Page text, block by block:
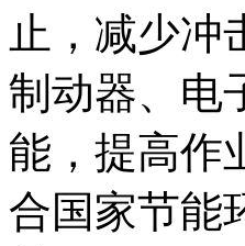
止，减少冲
制动器、电
能，提高作
合国家节能